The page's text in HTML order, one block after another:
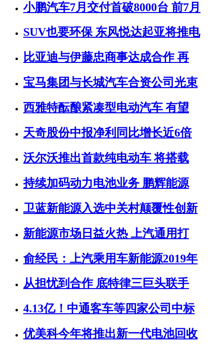
小鹏汽车7月交付首破8000台 前7月
SUV也要环保 东风悦达起亚将推电
比亚迪与伊藤忠商事达成合作 再
宝马集团与长城汽车合资公司光束
西雅特酝酿紧凑型电动汽车 有望
天奇股份中报净利同比增长近6倍
沃尔沃推出首款纯电动车 将搭载
持续加码动力电池业务 鹏辉能源
卫蓝新能源入选中关村颠覆性创新
新能源市场日益火热 上汽通用打
俞经民：上汽乘用车新能源2019年
从担忧到合作 底特律三巨头联手
4.13亿！中通客车等四家公司中标
优美科今年将推出新一代电池回收